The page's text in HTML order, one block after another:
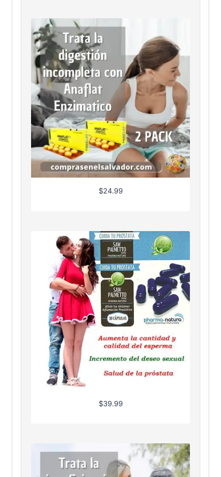
$24.99
$39.99